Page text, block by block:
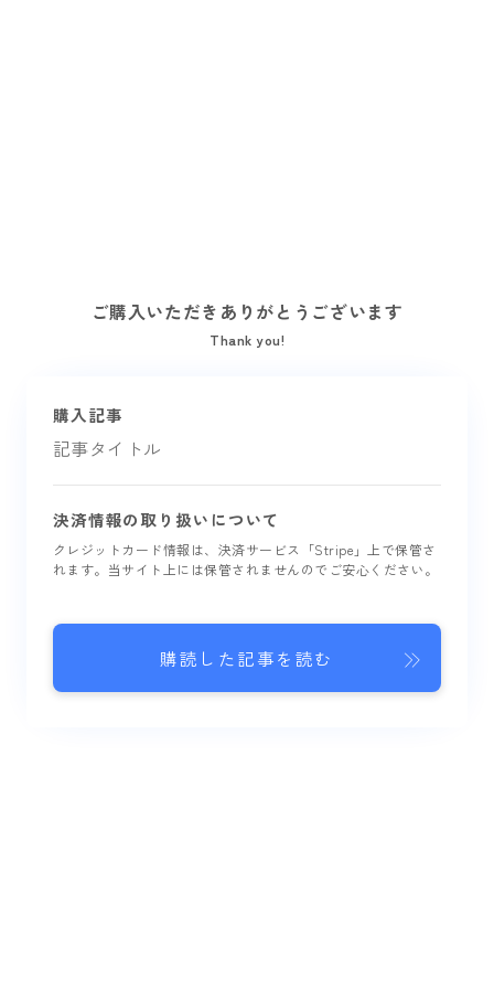
ご購入いただきありがとうございます
Thank you!
購入記事
記事タイトル
決済情報の取り扱いについて
クレジットカード情報は、決済サービス「Stripe」上で保管さ
れます。当サイト上には保管されませんのでご安心ください。
購読した記事を読む